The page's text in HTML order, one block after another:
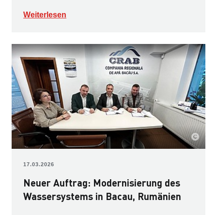
Weiterlesen
17.03.2026
Neuer Auftrag: Modernisierung des
Wassersystems in Bacau, Rumänien